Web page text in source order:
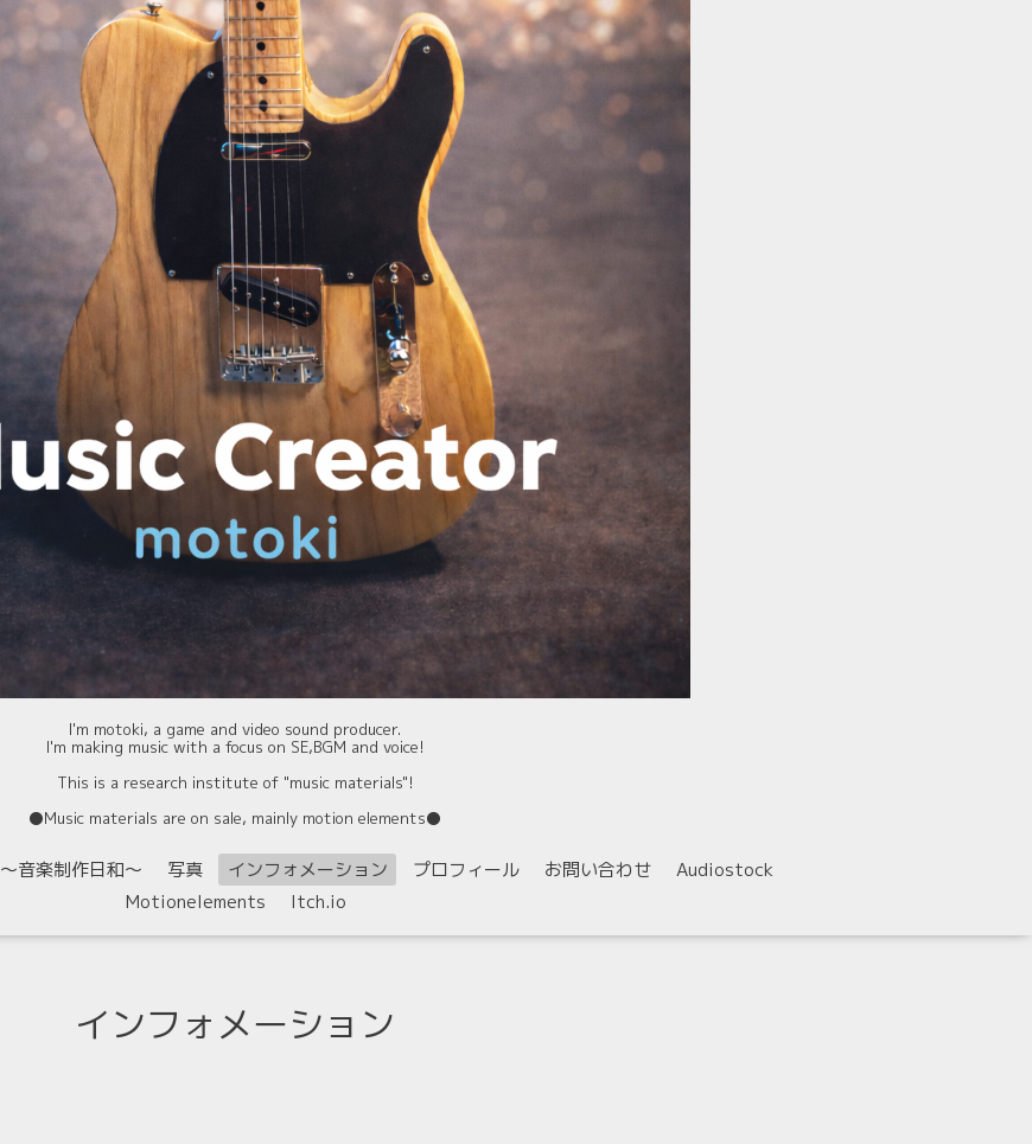
I'm motoki, a game and video sound producer.
I'm making music with a focus on SE,BGM and voice!
This is a research institute of "music materials"!
⚫️Music materials are on sale, mainly motion elements⚫️
〜音楽制作日和〜 写真 インフォメーション プロフィール お問い合わせ
Audiostock
Motionelements
Itch.io
インフォメーション